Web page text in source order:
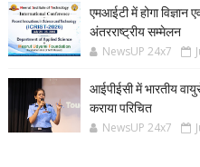
एमआईटी में होगा विज्ञान
अंतरराष्ट्रीय सम्मेलन
NewsUP 24x7
आईपीईसी में भारतीय
कराया परिचित
NewsUP 24x7